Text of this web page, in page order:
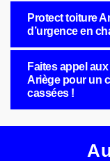
Protect toiture
d’urgence en
Faites appel
Ariège pour un
cassées !